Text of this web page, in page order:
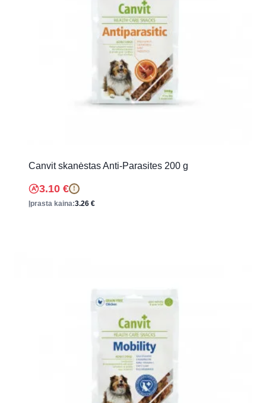
Canvit skanėstas Anti-Parasites 200 g
3.10 € !
Įprasta kaina:3.26 €